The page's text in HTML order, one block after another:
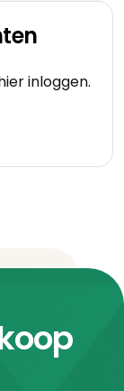
inloggen.